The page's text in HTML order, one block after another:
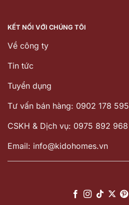
KẾT NỐI VỚI CHÚNG TÔI
Về công ty
Tin tức
Tuyển dụng
Tư vấn bán hàng: 0902 178 595
CSKH & Dịch vụ: 0975 892 968
Email: info@kidohomes.vn